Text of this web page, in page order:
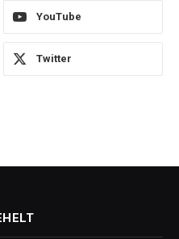
YouTube
Twitter